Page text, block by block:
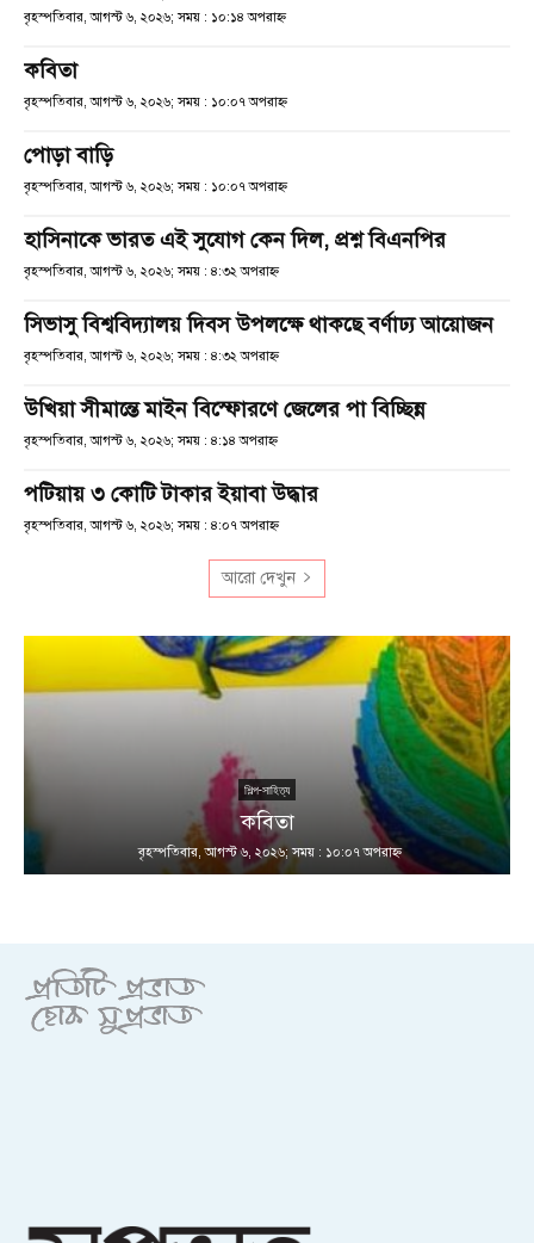
বৃহস্পতিবার, আগস্ট ৬, ২০২৬; সময় : ১০:১৪ অপরাহ্ণ
কবিতা
বৃহস্পতিবার, আগস্ট ৬, ২০২৬; সময় : ১০:০৭ অপরাহ্ণ
পোড়া বাড়ি
বৃহস্পতিবার, আগস্ট ৬, ২০২৬; সময় : ১০:০৭ অপরাহ্ণ
হাসিনাকে ভারত এই সুযোগ কেন দিল, প্রশ্ন বিএনপির
বৃহস্পতিবার, আগস্ট ৬, ২০২৬; সময় : ৪:৩২ অপরাহ্ণ
সিভাসু বিশ্ববিদ্যালয় দিবস উপলক্ষে থাকছে বর্ণাঢ্য আয়োজন
বৃহস্পতিবার, আগস্ট ৬, ২০২৬; সময় : ৪:৩২ অপরাহ্ণ
উখিয়া সীমান্তে মাইন বিস্ফোরণে জেলের পা বিচ্ছিন্ন
বৃহস্পতিবার, আগস্ট ৬, ২০২৬; সময় : ৪:১৪ অপরাহ্ণ
পটিয়ায় ৩ কোটি টাকার ইয়াবা উদ্ধার
বৃহস্পতিবার, আগস্ট ৬, ২০২৬; সময় : ৪:০৭ অপরাহ্ণ
আরো দেখুন
শিল্প-সাহিত্য
কবিতা
বৃহস্পতিবার, আগস্ট ৬, ২০২৬; সময় : ১০:০৭ অপরাহ্ণ